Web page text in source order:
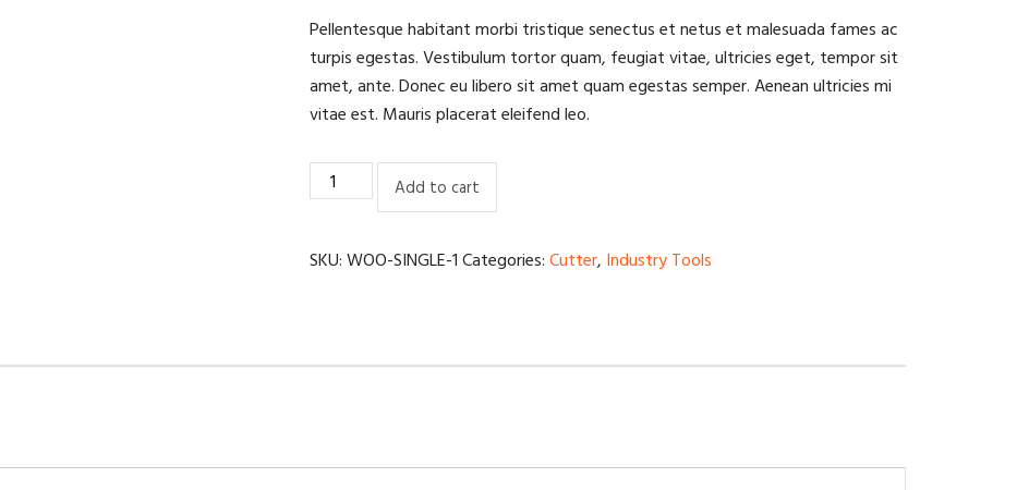
Pellentesque habitant morbi tristique senectus et netus et malesuada fames ac
turpis egestas. Vestibulum tortor quam, feugiat vitae, ultricies eget, tempor sit
amet, ante. Donec eu libero sit amet quam egestas semper. Aenean ultricies mi
vitae est. Mauris placerat eleifend leo.
Wood
working
quantity
Add to cart
SKU:WOO-SINGLE-1Categories:Cutter, Industry Tools